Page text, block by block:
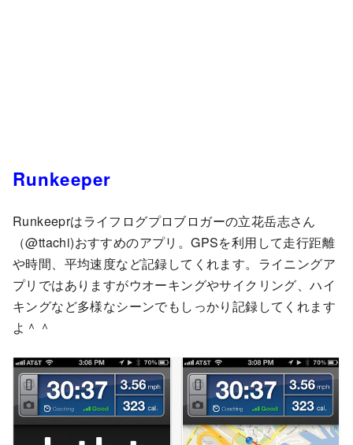
Runkeeper
Runkeeprはライフログプロブロガーの立花岳志さん
（@ttachi)おすすめのアプリ。GPSを利用して走行距離
や時間、平均速度など記録してくれます。ライニングア
プリではありますがウオーキングやサイクリング、ハイ
キングなど多様なシーンでもしっかり記録してくれます
よ＾＾